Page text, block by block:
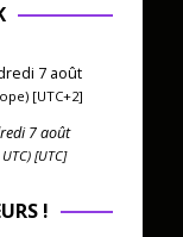
7 août
[UTC+2]
7 août
[UTC]
!